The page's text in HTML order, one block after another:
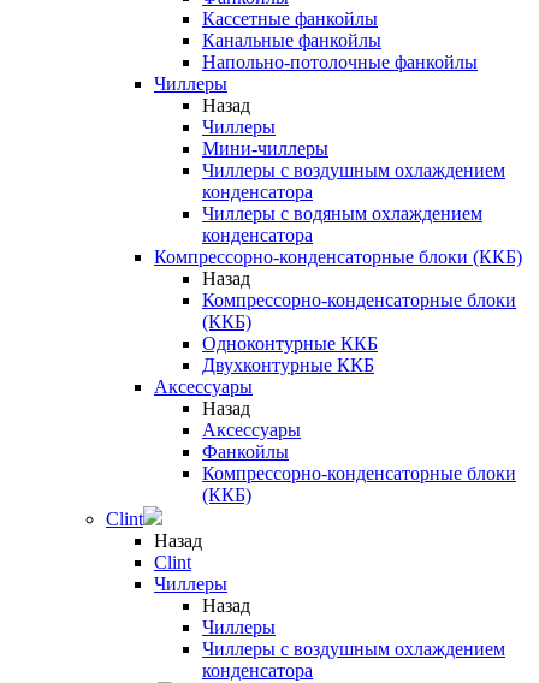
Кассетные фанкойлы
Канальные фанкойлы
Напольно-потолочные фанкойлы
Чиллеры
Назад
Чиллеры
Мини-чиллеры
Чиллеры с воздушным охлаждением
конденсатора
Чиллеры с водяным охлаждением
конденсатора
Компрессорно-конденсаторные блоки (ККБ)
Назад
Компрессорно-конденсаторные блоки
(ККБ)
Одноконтурные ККБ
Двухконтурные ККБ
Аксессуары
Назад
Аксессуары
Фанкойлы
Компрессорно-конденсаторные блоки
(ККБ)
Clint
Назад
Clint
Чиллеры
Назад
Чиллеры
Чиллеры с воздушным охлаждением
конденсатора